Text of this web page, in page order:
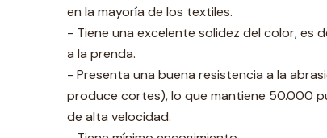
en la mayoría de los textiles.
- Tiene una excelente solidez del color, es
a la prenda.
- Presenta una buena resistencia a la
produce cortes), lo que mantiene 50.000
de alta velocidad.